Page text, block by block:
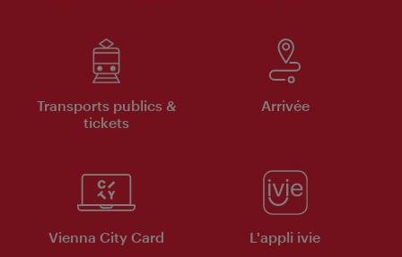
Transports publics &
tickets
Arrivée
Vienna City Card L'appli ivie